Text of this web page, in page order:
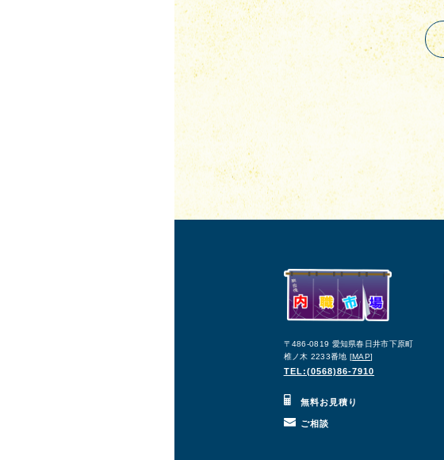
〒486-0819 愛知県春日井市下原町
椎ノ木 2233番地 [MAP]
TEL:(0568)86-7910
無料お見積り
ご相談